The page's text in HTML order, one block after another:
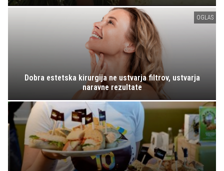
OGLAS
Dobra estetska kirurgija ne ustvarja filtrov, ustvarja
naravne rezultate